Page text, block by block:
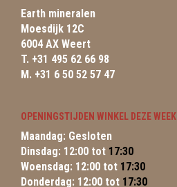
Earth mineralen
Moesdijk 12C
6004 AX Weert
T. +31 495 62 66 98
M. +31 6 50 52 57 47
OPENINGSTIJDEN WINKEL DEZE WEEK
Maandag: Gesloten
Dinsdag: 12:00 tot 17:30
Woensdag: 12:00 tot 17:30
Donderdag: 12:00 tot 17:30